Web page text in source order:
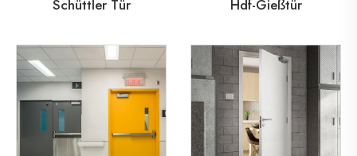
Schüttler Tür Hdf-Gießtür